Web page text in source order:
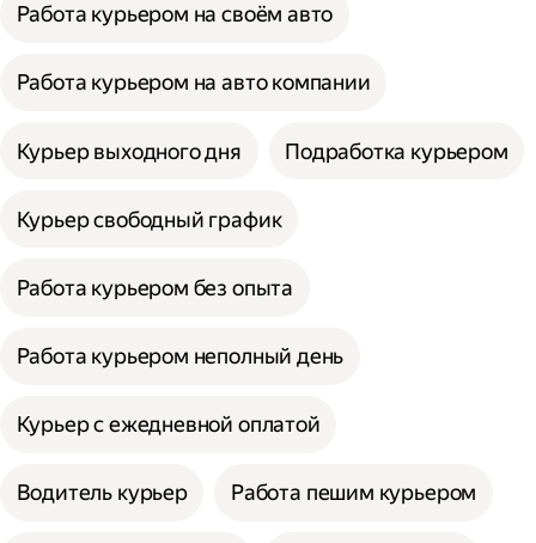
Работа курьером на своём авто
Работа курьером на авто компании
Курьер выходного дня Подработка курьером
Курьер свободный график
Работа курьером без опыта
Работа курьером неполный день
Курьер с ежедневной оплатой
Водитель курьер Работа пешим курьером